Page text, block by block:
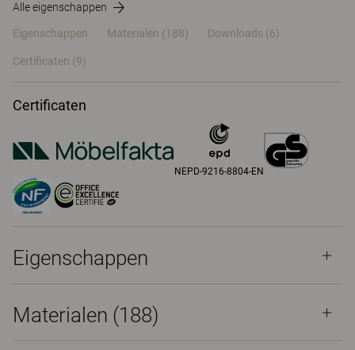
Alle eigenschappen
Eigenschappen Materialen (188) Downloads (6)
Certificaten (9)
Certificaten
NEPD-9216-8804-EN
Eigenschappen
Materialen (188)